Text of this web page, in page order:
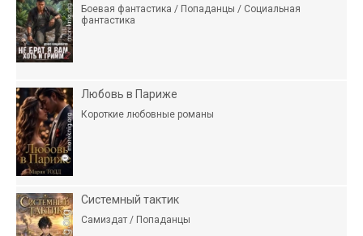
Боевая фантастика / Попаданцы / Социальная
фантастика
Любовь в Париже
Короткие любовные романы
Системный тактик
Самиздат / Попаданцы